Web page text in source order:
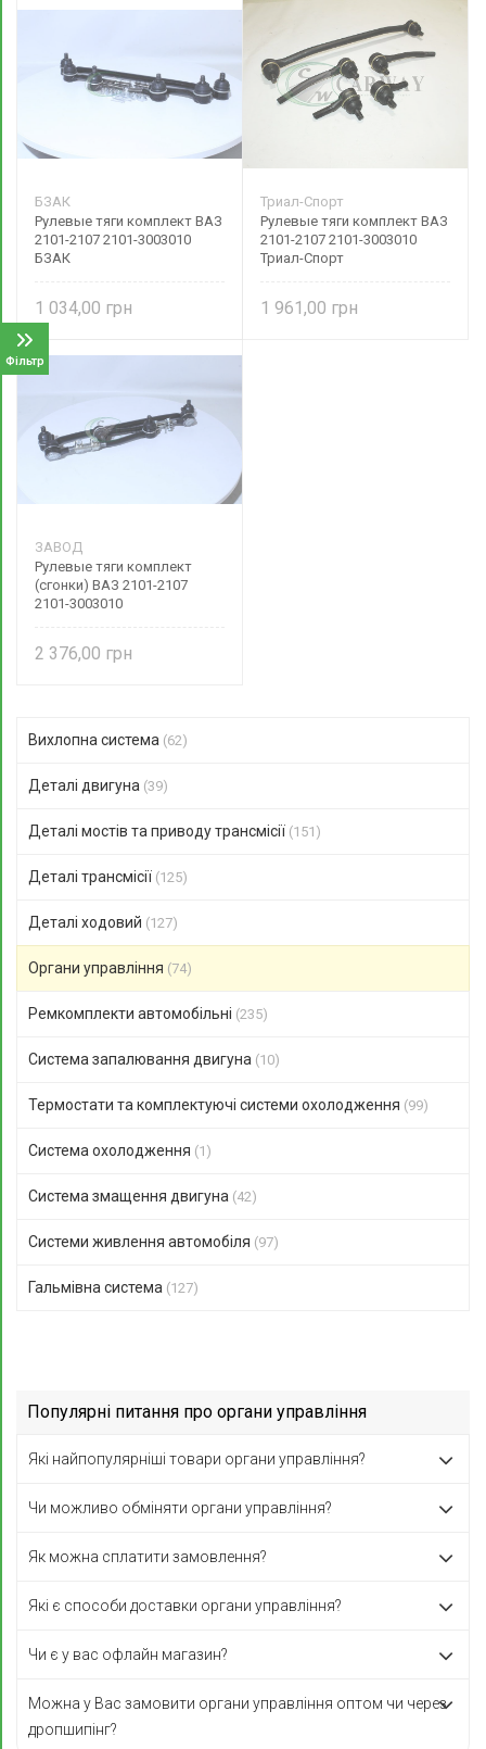
Фільтр
БЗАК
Рулевые тяги комплект ВАЗ
2101-2107 2101-3003010
БЗАК
1 034,00
Триал-Спорт
Рулевые тяги комплект ВАЗ
2101-2107 2101-3003010
Триал-Спорт
1 961,00
ЗАВОД
Рулевые тяги комплект
(сгонки) ВАЗ 2101-2107
2101-3003010
2 376,00
Вихлопна система (62)
Деталі двигуна (39)
Деталі мостів та приводу трансмісії (151)
Деталі трансмісії (125)
Деталі ходовий (127)
Органи управління (74)
Ремкомплекти автомобільні (235)
Система запалювання двигуна (10)
Термостати та комплектуючі системи охолодження (99)
Система охолодження (1)
Система змащення двигуна (42)
Системи живлення автомобіля (97)
Гальмівна система (127)
Популярні питання про органи управління
Які найпопулярніші товари органи управління?
Чи можливо обміняти органи управління?
Як можна сплатити замовлення?
Які є способи доставки органи управління?
Чи є у вас офлайн магазин?
Можна у Вас замовити органи управління оптом чи через
дропшипінг?